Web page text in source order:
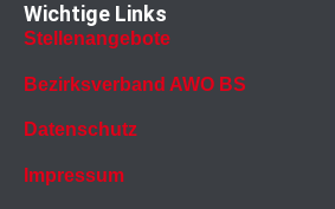
Wichtige Links
Stellenangebote
Bezirksverband AWO BS
Datenschutz
Impressum